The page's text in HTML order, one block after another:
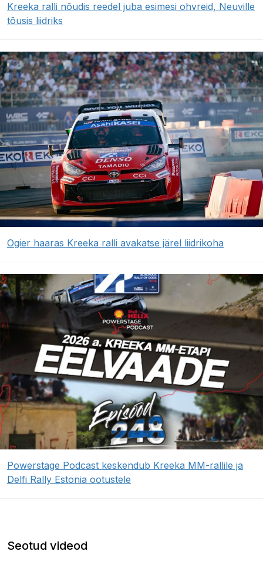
Kreeka ralli nõudis reedel juba esimesi ohvreid, Neuville
tõusis liidriks
Ogier haaras Kreeka ralli avakatse järel liidrikoha
Powerstage Podcast keskendub Kreeka MM-rallile ja
Delfi Rally Estonia ootustele
Seotud videod